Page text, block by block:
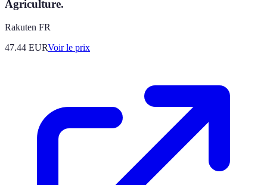
Agriculture.
Rakuten FR
47.44 EURVoir le prix